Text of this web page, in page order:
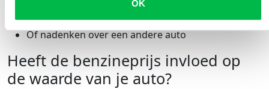
OK
Zuiniger rijden
Of nadenken over een andere auto
Heeft de benzineprijs invloed op
de waarde van je auto?